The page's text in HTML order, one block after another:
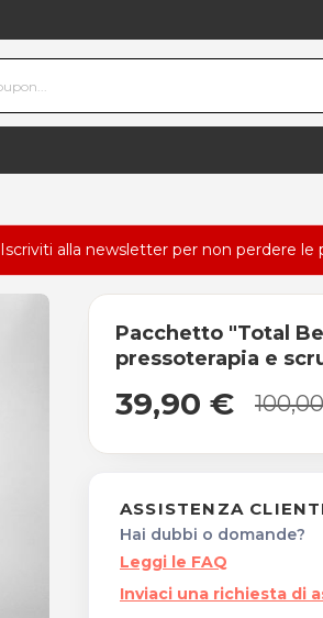
Iscriviti alla newsletter per non perdere le
Pacchetto "Total
pressoterapia e
39,90 €
ASSISTENZA
Hai dubbi o domande?
Leggi le FAQ
Inviaci una richiesta di